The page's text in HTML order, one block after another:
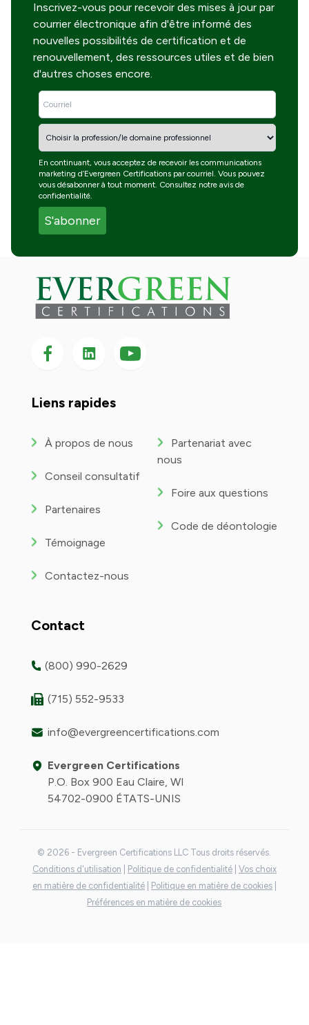
Inscrivez-vous pour recevoir des mises à jour par
courrier électronique afin d'être informé des
nouvelles possibilités de certification et de
renouvellement, des ressources utiles et de bien
d'autres choses encore.
En continuant, vous acceptez de recevoir les communications
marketing d’Evergreen Certifications par courriel. Vous pouvez
vous désabonner à tout moment. Consultez notre avis de
confidentialité.
Suivez-nous sur Facebook
Suivez-nous sur LinkedIn
Suivez-
nous
Liens rapides
À propos de nous
Conseil consultatif
Partenaires
Témoignage
Contactez-nous
Partenariat avec
nous
Foire aux questions
Code de déontologie
Contact
(800) 990-2629
(715) 552-9533
info@evergreencertifications.com
Evergreen Certifications
P.O. Box 900 Eau Claire, WI
54702-0900 ÉTATS-UNIS
© 2026 - Evergreen Certifications LLC Tous droits réservés.
Conditions d'utilisation
Politique de confidentialité Vos choix
en matière de confidentialité
Politique en matière de cookies
Préférences en matière de cookies